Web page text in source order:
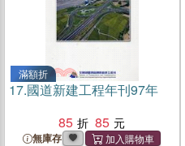
滿額折
17.國道新建工程年刊97年
85
85
無庫存